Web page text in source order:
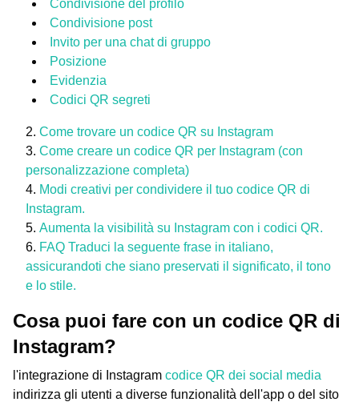
Condivisione del profilo
Condivisione post
Invito per una chat di gruppo
Posizione
Evidenzia
Codici QR segreti
Come trovare un codice QR su Instagram
Come creare un codice QR per Instagram (con
personalizzazione completa)
Modi creativi per condividere il tuo codice QR di
Instagram.
Aumenta la visibilità su Instagram con i codici QR.
FAQ Traduci la seguente frase in italiano,
assicurandoti che siano preservati il significato, il tono
e lo stile.
Cosa puoi fare con un codice QR di
Instagram?
l'integrazione di Instagram codice QR dei social media
indirizza gli utenti a diverse funzionalità dell'app o del sito